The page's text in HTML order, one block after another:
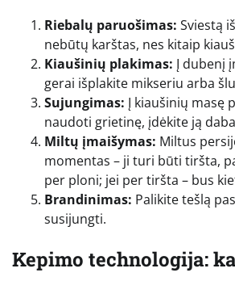
Riebalų paruošimas: Sviestą
nebūtų karštas, nes kitaip
Kiaušinių plakimas: Į dubenį
gerai išplakite mikseriu arba
Sujungimas: Į kiaušinių masę
naudoti grietinę, įdėkite ją
Miltų įmaišymas: Miltus
momentas – ji turi būti tiršta,
per ploni; jei per tiršta – bus
Brandinimas: Palikite tešlą
susijungti.
Kepimo technologija: